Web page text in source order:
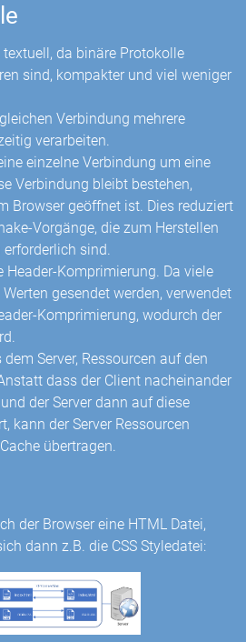
da binäre Protokolle
sind, kompakter und viel weniger
Verbindung mehrere
verarbeiten.
einzelne Verbindung um eine
Verbindung bleibt bestehen,
Browser geöffnet ist. Dies reduziert
Vorgänge, die zum Herstellen
erforderlich sind.
Header-Komprimierung. Da viele
gesendet werden, verwendet
Komprimierung, wodurch der
Server, Ressourcen auf den
dass der Client nacheinander
der Server dann auf diese
kann der Server Ressourcen
übertragen.
der Browser eine HTML Datei,
dann z.B. die CSS Styledatei: